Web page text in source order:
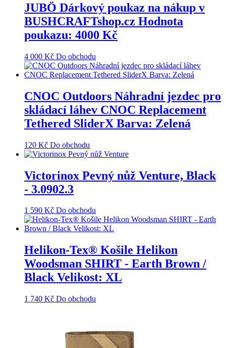
JUBÖ Dárkový poukaz na nákup v
BUSHCRAFTshop.cz Hodnota
poukazu: 4000 Kč
4 000 Kč Do obchodu
CNOC Outdoors Náhradní jezdec pro
skládací láhev CNOC Replacement
Tethered SliderX Barva: Zelená
120 Kč Do obchodu
Victorinox Pevný nůž Venture, Black
- 3.0902.3
1 590 Kč Do obchodu
Helikon-Tex® Košile Helikon
Woodsman SHIRT - Earth Brown /
Black Velikost: XL
1 740 Kč Do obchodu